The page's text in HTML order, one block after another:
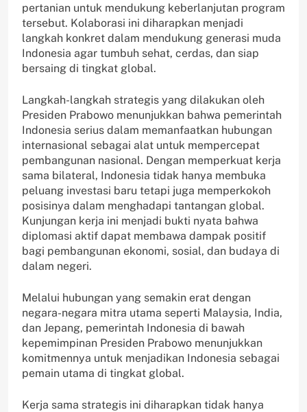
pertanian untuk mendukung keberlanjutan program
tersebut. Kolaborasi ini diharapkan menjadi
langkah konkret dalam mendukung generasi muda
Indonesia agar tumbuh sehat, cerdas, dan siap
bersaing di tingkat global.
Langkah-langkah strategis yang dilakukan oleh
Presiden Prabowo menunjukkan bahwa pemerintah
Indonesia serius dalam memanfaatkan hubungan
internasional sebagai alat untuk mempercepat
pembangunan nasional. Dengan memperkuat kerja
sama bilateral, Indonesia tidak hanya membuka
peluang investasi baru tetapi juga memperkokoh
posisinya dalam menghadapi tantangan global.
Kunjungan kerja ini menjadi bukti nyata bahwa
diplomasi aktif dapat membawa dampak positif
bagi pembangunan ekonomi, sosial, dan budaya di
dalam negeri.
Melalui hubungan yang semakin erat dengan
negara-negara mitra utama seperti Malaysia, India,
dan Jepang, pemerintah Indonesia di bawah
kepemimpinan Presiden Prabowo menunjukkan
komitmennya untuk menjadikan Indonesia sebagai
pemain utama di tingkat global.
Kerja sama strategis ini diharapkan tidak hanya